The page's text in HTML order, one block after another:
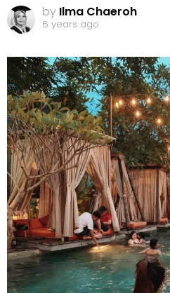
by Ilma Chaeroh
6 years ago